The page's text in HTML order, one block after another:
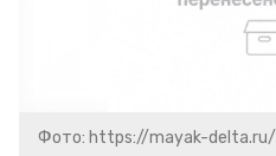
Фото: https://mayak-delta.ru/